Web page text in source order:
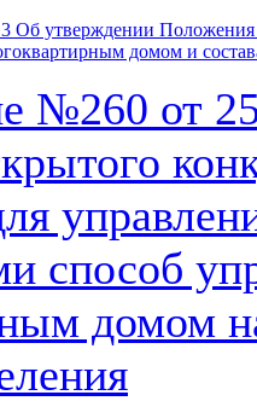
Об утверждении
домом и
№260 от
способ
домом